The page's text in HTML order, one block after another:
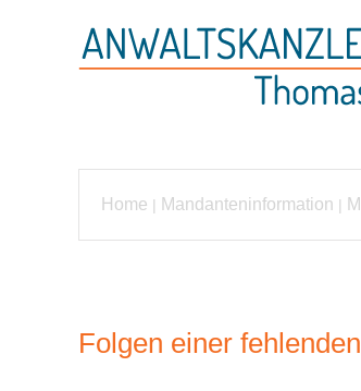
Home | Mandanteninformation |
Folgen einer